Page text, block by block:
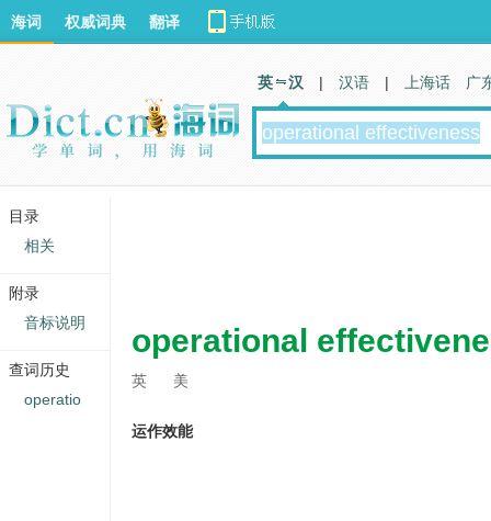
operational
英 美
运作效能
海词 权威词典 翻译
英 汉 | 汉语 | 上海话 广
目录
相关
附录
音标说明
查词历史
operatio